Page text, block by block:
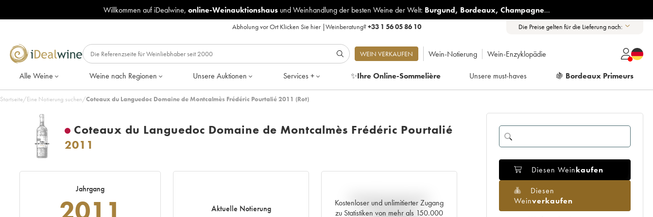
Willkommen auf iDealwine, online-Weinauktionshausund Weinhandlung der besten Weine der Welt: Burgund, Bordeaux, Champagne...
Abholung vor Ort Klicken Sie hier|Weinberatung?+33 1 56 05 86 10 Die Preise gelten für die Lieferung nach:
WEIN VERKAUFEN Wein-Notierung Wein-Enzyklopädie
Alle Weine Weine nach Regionen Unsere Auktionen Services + ✨Ihre Online-Sommelière Unsere must-haves 🍇 Bordeaux Primeurs
Startseite/Eine Notierung suchen/Coteaux du Languedoc Domaine de Montcalmès Frédéric Pourtalié 2011 (Rot)
Coteaux du Languedoc Domaine de Montcalmès Frédéric Pourtalié
2011
Jahrgang
Aktuelle Notierung
Kostenloser und unlimitierter Zugang
zu Statistiken von mehr als 150.000
Aktuelle Entwicklung der
Preisnotierung
Diesen Weinkaufen
Diesen
Weinverkaufen